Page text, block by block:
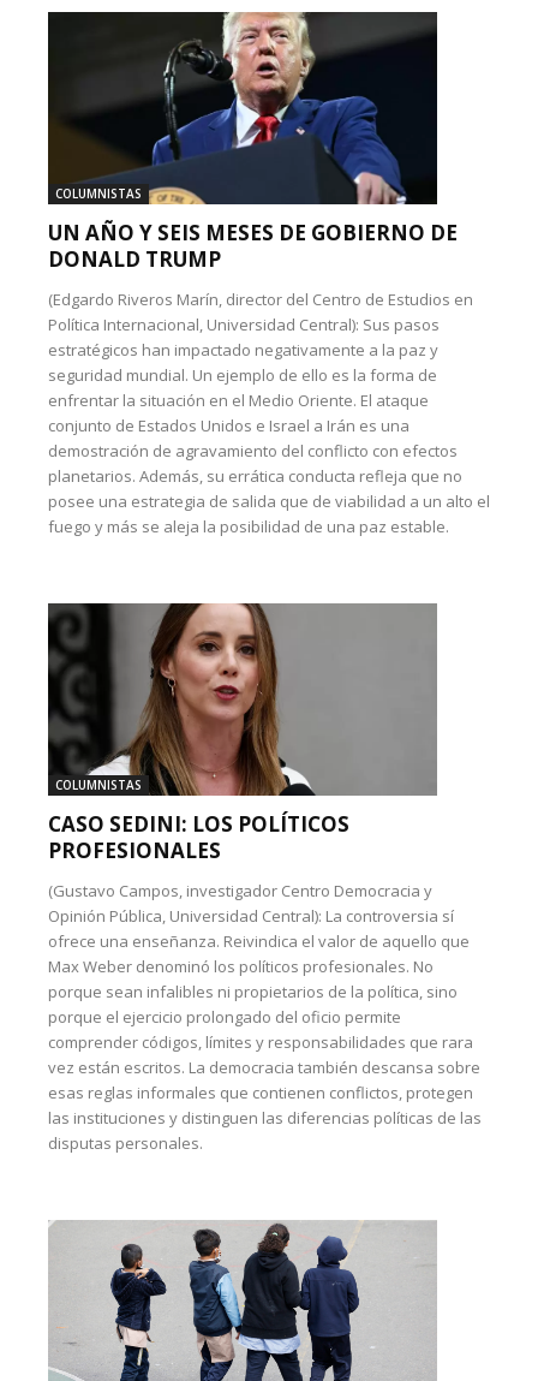
COLUMNISTAS
UN AÑO Y SEIS MESES DE GOBIERNO DE
DONALD TRUMP
(Edgardo Riveros Marín, director del Centro de Estudios en
Política Internacional, Universidad Central): Sus pasos
estratégicos han impactado negativamente a la paz y
seguridad mundial. Un ejemplo de ello es la forma de
enfrentar la situación en el Medio Oriente. El ataque
conjunto de Estados Unidos e Israel a Irán es una
demostración de agravamiento del conflicto con efectos
planetarios. Además, su errática conducta refleja que no
posee una estrategia de salida que de viabilidad a un alto el
fuego y más se aleja la posibilidad de una paz estable.
COLUMNISTAS
CASO SEDINI: LOS POLÍTICOS
PROFESIONALES
(Gustavo Campos, investigador Centro Democracia y
Opinión Pública, Universidad Central): La controversia sí
ofrece una enseñanza. Reivindica el valor de aquello que
Max Weber denominó los políticos profesionales. No
porque sean infalibles ni propietarios de la política, sino
porque el ejercicio prolongado del oficio permite
comprender códigos, límites y responsabilidades que rara
vez están escritos. La democracia también descansa sobre
esas reglas informales que contienen conflictos, protegen
las instituciones y distinguen las diferencias políticas de las
disputas personales.